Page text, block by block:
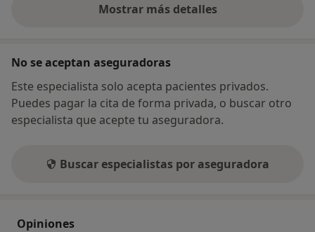
Mostrar más detalles
sobre la dirección
No se aceptan aseguradoras
Este especialista solo acepta pacientes privados.
Puedes pagar la cita de forma privada, o buscar otro
especialista que acepte tu aseguradora.
Buscar especialistas por aseguradora
Opiniones